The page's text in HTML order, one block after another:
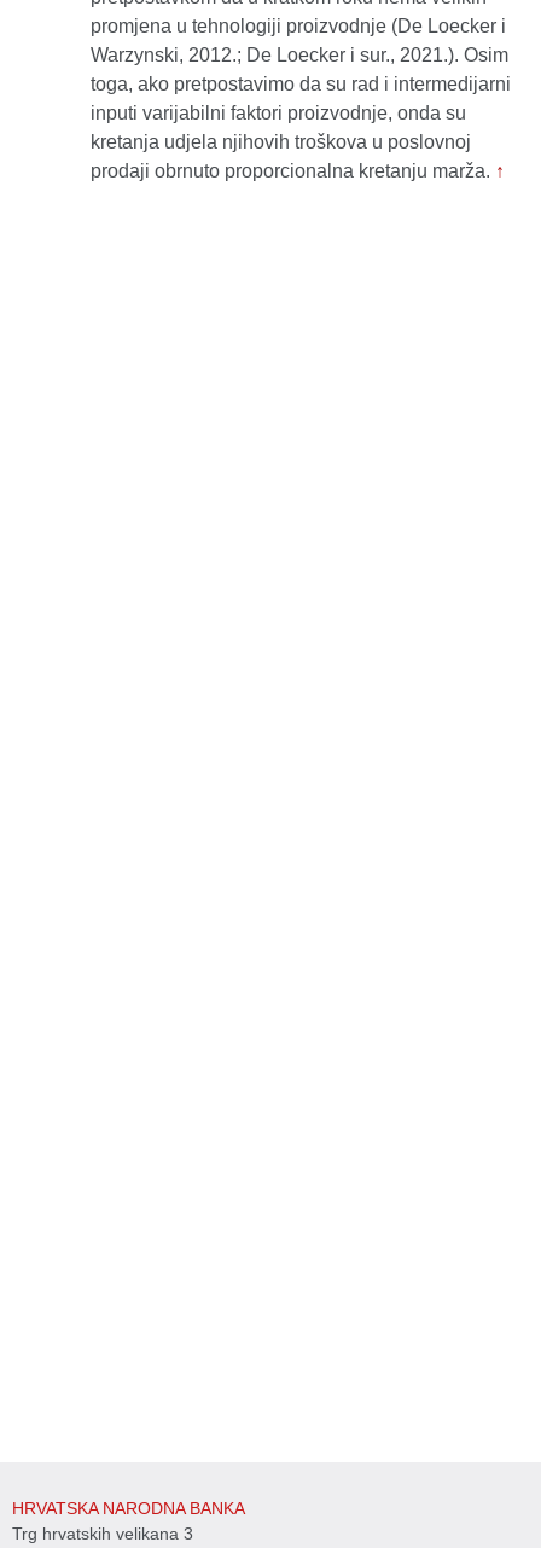
promjena u tehnologiji proizvodnje (De Loecker i
Warzynski, 2012.; De Loecker i sur., 2021.). Osim
toga, ako pretpostavimo da su rad i intermedijarni
inputi varijabilni faktori proizvodnje, onda su
kretanja udjela njihovih troškova u poslovnoj
prodaji obrnuto proporcionalna kretanju marža. ↑
HRVATSKA NARODNA BANKA
Trg hrvatskih velikana 3